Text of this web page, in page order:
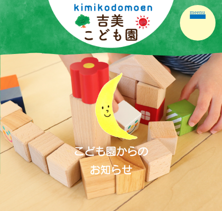
ホーム 園の紹介
園の生活 保育の内容
こども園だより 保護者
meenu